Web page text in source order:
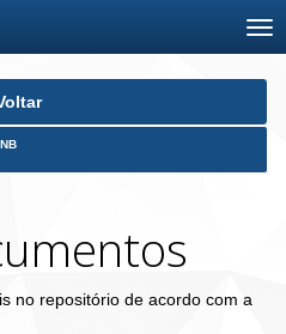
no repositório de acordo com a